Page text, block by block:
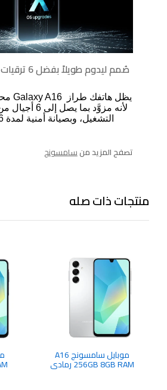
صُمم ليدوم طويلاً بفضل 6 ترقيات لنظام التشغيل
يظل هاتفك طراز Galaxy A16
لأنه مزوَّد بما
التشغيل، وبصيانة أمنية لمدة 6 سنوات
تصفح المزيد من سامسونج
منتجات ذات صله
موبايل سامسونج A16
256GB 8GB RAM رمادي
فاتح شريحتين